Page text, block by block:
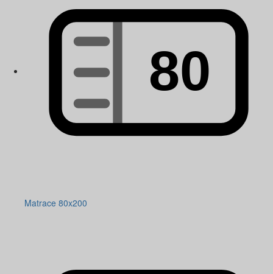
Matrace 80x200